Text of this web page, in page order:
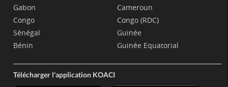
Gabon
Congo
Sénégal
Bénin
Cameroun
Congo (RDC)
Guinée
Guinée Equatorial
Télécharger l'application KOACI